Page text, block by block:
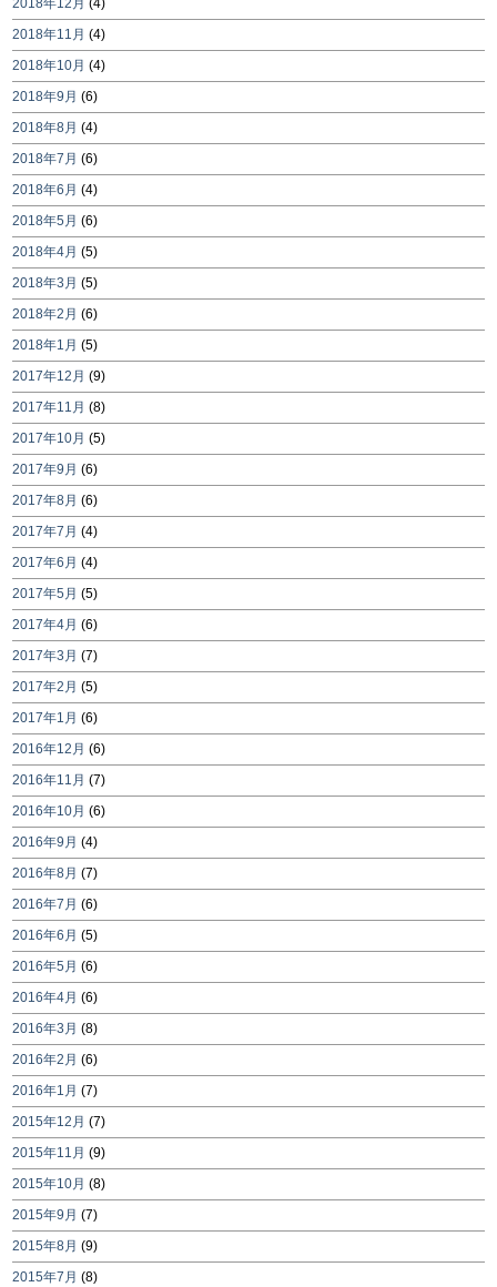
2018年12月 (4)
2018年11月 (4)
2018年10月 (4)
2018年9月 (6)
2018年8月 (4)
2018年7月 (6)
2018年6月 (4)
2018年5月 (6)
2018年4月 (5)
2018年3月 (5)
2018年2月 (6)
2018年1月 (5)
2017年12月 (9)
2017年11月 (8)
2017年10月 (5)
2017年9月 (6)
2017年8月 (6)
2017年7月 (4)
2017年6月 (4)
2017年5月 (5)
2017年4月 (6)
2017年3月 (7)
2017年2月 (5)
2017年1月 (6)
2016年12月 (6)
2016年11月 (7)
2016年10月 (6)
2016年9月 (4)
2016年8月 (7)
2016年7月 (6)
2016年6月 (5)
2016年5月 (6)
2016年4月 (6)
2016年3月 (8)
2016年2月 (6)
2016年1月 (7)
2015年12月 (7)
2015年11月 (9)
2015年10月 (8)
2015年9月 (7)
2015年8月 (9)
2015年7月 (8)